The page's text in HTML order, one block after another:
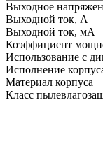
Выходное
Выходной ток, A
Выходной ток, мA
Коэффициент
Использование с
Исполнение
Материал корпуса
Класс